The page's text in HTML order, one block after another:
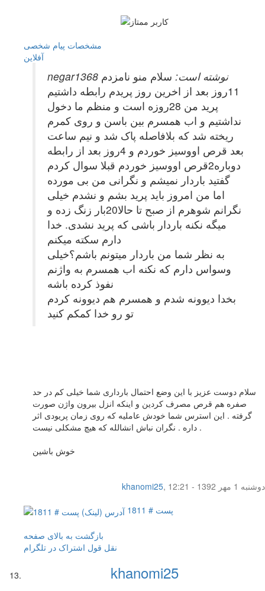
مشخصات پیام شخصی
آفلاين
negar1368 نوشته است: سلام منو نامزدم
11روز بعد از اخرین روز پریدم رابطه داشتیم
پرید من 28روزه است و منظم ما دخول
نداشتیم و اب همسرم بین باسن و روی کمرم
ریخته شد که بلافاصله پاک شد و نیم ساعت
بعد قرص اووسیز خوردم و 4روز بعد از رابطه
دوباره2قرص اووسیز خوردم قبلا سوال کردم
گفتید باردار نمیشم و نگرانی من بی مورده
اما من امروز باید پرید بشم و نشدم خیلی
نگرانم شوهرم از صبح تا حالا20بار زنگ زده و
میگه نکنه باردار باشی که پرید نشدی. خدا
دارم سکته میکنم
به نظر شما من باردار میتونم باشم؟خیلی
وسواس دارم که نکنه اب همسرم به واژنم
نفوذ کرده باشه
بخدا دیوونه شدم و همسرم هم دیوونه کردم
تو رو خدا کمکم کنید
سلام دوست عزیز با این وضع احتمال بارداری شما خیلی کم در حد
صفره هم قرص مصرف کردین و اینکه انزل بیرون واژن صورت
گرفته . این استرس شما خودش عاملیه که روی زمان پریودی اثر
داره . نگران نباش انشالله که هیچ مشکلی نیست .
خوش باشین
khanomi25,
دوشنبه 1 مهر 1392 - 12:21
پست # 1811
بازگشت به بالای صفحه
نقل قول اشتراک در تلگرام
khanomi25